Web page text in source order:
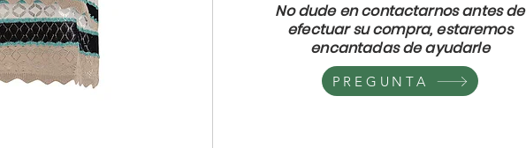
No dude en contactarnos antes de
efectuar su compra, estaremos
encantadas de ayudarle
PREGUNTA